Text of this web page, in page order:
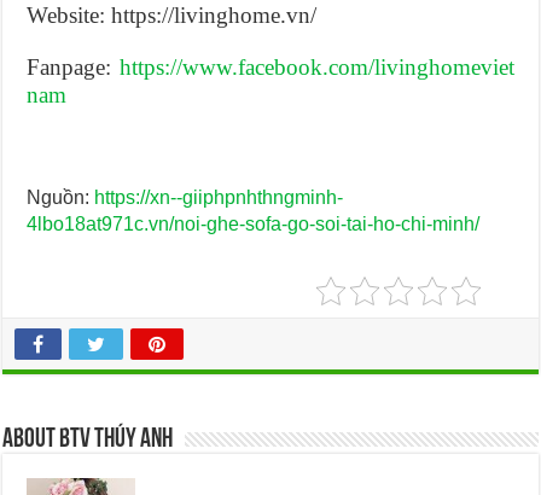
Website: https://livinghome.vn/
Fanpage: https://www.facebook.com/livinghomeviet
nam
Nguồn: https://xn--giiphpnhthngminh-
4lbo18at971c.vn/noi-ghe-sofa-go-soi-tai-ho-chi-minh/
About BTV Thúy Anh